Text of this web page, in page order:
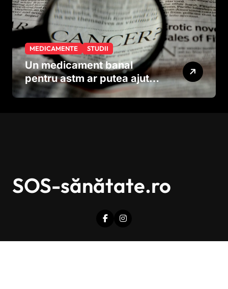
MEDICAMENTE STUDII
Un medicament banal
pentru astm ar putea ajuta
în lupta împotriva
SOS-sănătate.ro